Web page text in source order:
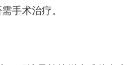
手术治疗。